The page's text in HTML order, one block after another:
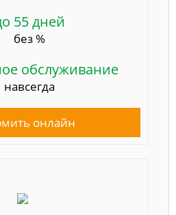
55 дней
без %
обслуживание
навсегда
онлайн